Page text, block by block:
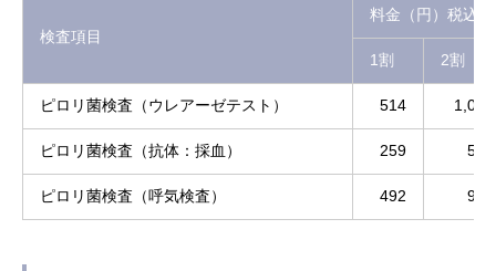
検査項目
料金（円）税込
1割 2割
ピロリ菌検査（ウレアーゼテスト） 514 1,028
ピロリ菌検査（抗体：採血） 259 518
ピロリ菌検査（呼気検査） 492 984